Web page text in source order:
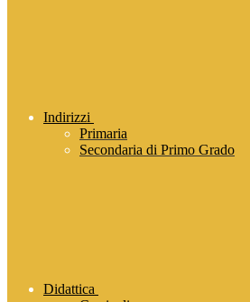
Indirizzi
Primaria
Secondaria di Primo Grado
Didattica